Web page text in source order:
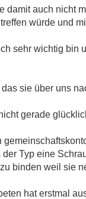
damit auch nicht
würde und
sehr wichtig bin
sie über uns
gerade
Typ eine
binden weil sie
hat erstmal